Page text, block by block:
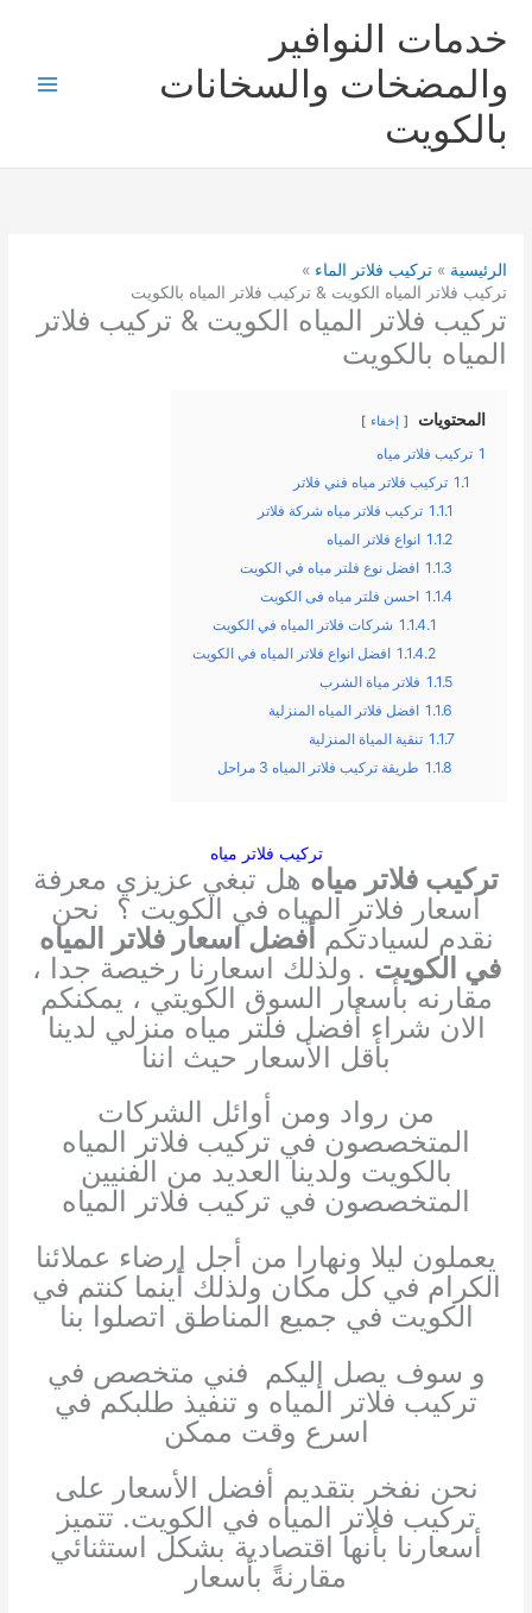
المحتوى
خدمات النوافير
والمضخات والسخانات
بالكويت
الرئيسية
تركيب فلاتر الماء
تركيب فلاتر المياه الكويت & تركيب فلاتر المياه بالكويت
تركيب فلاتر المياه الكويت & تركيب فلاتر
المياه بالكويت
المحتويات إخفاء
1 تركيب فلاتر مياه
1.1 تركيب فلاتر مياه فني فلاتر
1.1.1 تركيب فلاتر مياه شركة فلاتر
1.1.2 انواع فلاتر المياه
1.1.3 افضل نوع فلتر مياه في الكويت
1.1.4 احسن فلتر مياه فى الكويت
1.1.4.1 شركات فلاتر المياه في الكويت
1.1.4.2 افضل انواع فلاتر المياه في الكويت
1.1.5 فلاتر مياة الشرب
1.1.6 افضل فلاتر المياه المنزلية
1.1.7 تنقية المياة المنزلية
1.1.8 طريقة تركيب فلاتر المياه 3 مراحل
تركيب فلاتر مياه
تركيب فلاتر مياه هل تبغي عزيزي معرفة
اسعار فلاتر المياه في الكويت ؟ نحن
نقدم لسيادتكم أفضل اسعار فلاتر المياه
في الكويت . ولذلك اسعارنا رخيصة جدا ،
مقارنه بأسعار السوق الكويتي ، يمكنكم
الان شراء أفضل فلتر مياه منزلي لدينا
بأقل الأسعارحيث اننا
من رواد ومن أوائل الشركات
المتخصصون في تركيب فلاتر المياه
بالكويت ولدينا العديد من الفنيين
المتخصصون في تركيب فلاتر المياه
يعملون ليلا ونهارا من أجل إرضاء عملائنا
الكرام في كل مكان ولذلك أينما كنتم في
الكويت في جميع المناطق اتصلوا بنا
و سوف يصل إليكم فني متخصص في
تركيب فلاتر المياه و تنفيذ طلبكم في
اسرع وقت ممكن
نحن نفخر بتقديم أفضل الأسعار على
تركيب فلاتر المياه في الكويت. تتميز
أسعارنا بأنها اقتصادية بشكل استثنائي
مقارنةً بأسعار